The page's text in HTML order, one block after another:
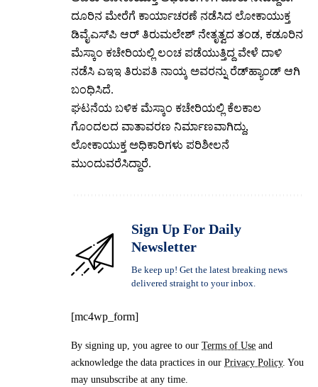
ದೂರಿನ ಮೇರೆಗೆ ಕಾರ್ಯಾಚರಣೆ ನಡೆಸಿದ ಲೋಕಾಯುಕ್ತ
ಡಿವೈಎಸ್‌ಪಿ ಆರ್ ತಿರುಮಲೇಶ್ ನೇತೃತ್ವದ ತಂಡ, ಕಡೂರಿನ
ಮೆಸ್ಕಾಂ ಕಚೇರಿಯಲ್ಲಿ ಲಂಚ ಪಡೆಯುತ್ತಿದ್ದ ವೇಳೆ ದಾಳಿ
ನಡೆಸಿ ಎಇಇ ತಿರುಪತಿ ನಾಯ್ಕ ಅವರನ್ನು ರೆಡ್‌ಹ್ಯಾಂಡ್ ಆಗಿ
ಬಂಧಿಸಿದೆ.
ಘಟನೆಯ ಬಳಿಕ ಮೆಸ್ಕಾಂ ಕಚೇರಿಯಲ್ಲಿ ಕೆಲಕಾಲ
ಗೊಂದಲದ ವಾತಾವರಣ ನಿರ್ಮಾಣವಾಗಿದ್ದು,
ಲೋಕಾಯುಕ್ತ ಅಧಿಕಾರಿಗಳು ಪರಿಶೀಲನೆ
ಮುಂದುವರೆಸಿದ್ದಾರೆ.
Sign Up For Daily
Newsletter
Be keep up! Get the latest breaking news
delivered straight to your inbox.
[mc4wp_form]
By signing up, you agree to our Terms of Use and
acknowledge the data practices in our Privacy Policy. You
may unsubscribe at any time.